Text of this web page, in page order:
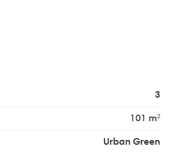
3
101 m²
Urban Green